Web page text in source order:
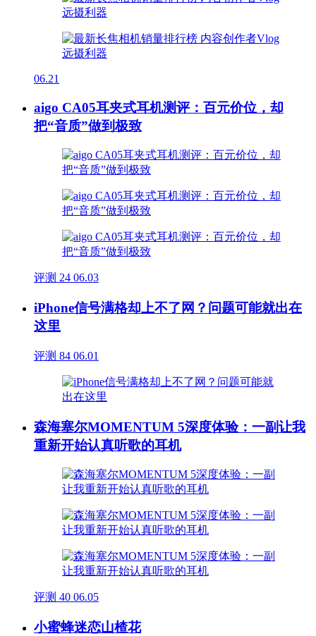
06.21
aigo CA05耳夹式耳机测评：百元价位，却
把“音质”做到极致
评测 24 06.03
iPhone信号满格却上不了网？问题可能就出在
这里
评测 84 06.01
森海塞尔MOMENTUM 5深度体验：一副让我
重新开始认真听歌的耳机
评测 40 06.05
小蜜蜂迷恋山楂花